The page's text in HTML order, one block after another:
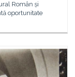
Român și
oportunitate